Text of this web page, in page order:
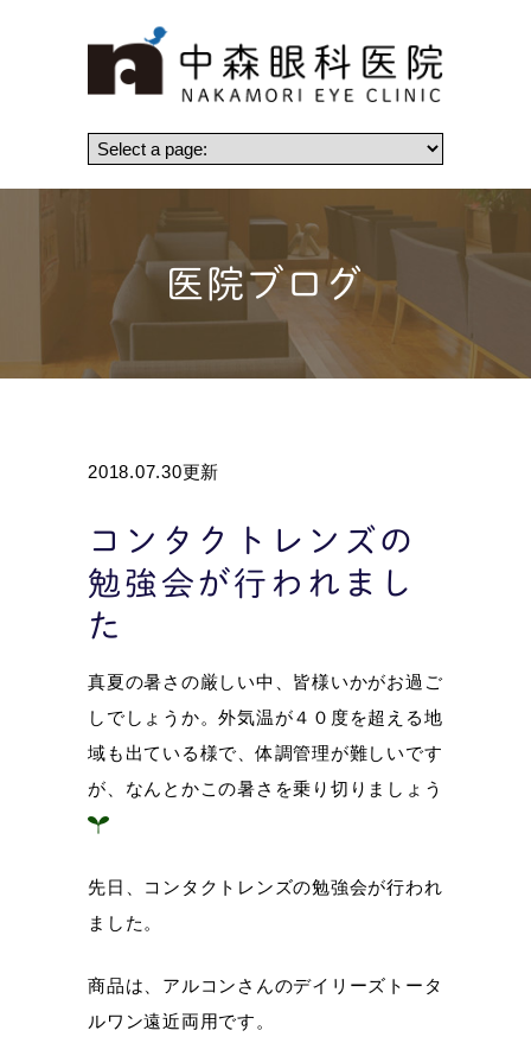
医院ブログ
2018.07.30更新
コンタクトレンズの
勉強会が行われまし
た
真夏の暑さの厳しい中、皆様いかがお過ご
しでしょうか。外気温が４０度を超える地
域も出ている様で、体調管理が難しいです
が、なんとかこの暑さを乗り切りましょう
先日、コンタクトレンズの勉強会が行われ
ました。
商品は、アルコンさんのデイリーズトータ
ルワン遠近両用です。